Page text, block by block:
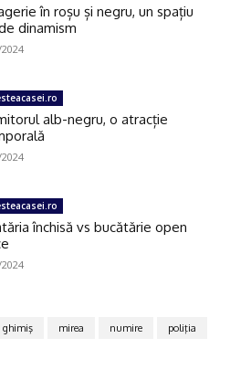
în roșu și negru, un spațiu
dinamism
alb-negru, o atracție
închisă vs bucătărie open
ghimiş mirea numire
poliţia